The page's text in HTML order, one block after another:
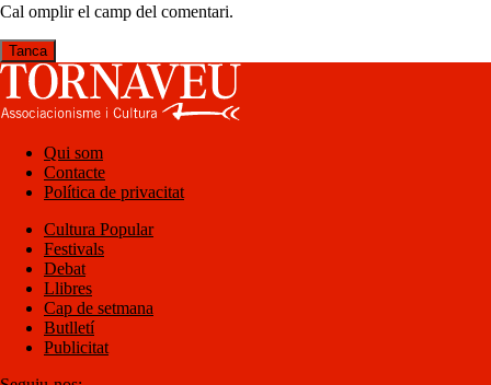
Cal omplir el camp del comentari.
Tanca
Qui som
Contacte
Política de privacitat
Cultura Popular
Festivals
Debat
Llibres
Cap de setmana
Butlletí
Publicitat